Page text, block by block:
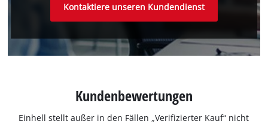
Kontaktiere unseren Kundendienst
Kundenbewertungen
Einhell stellt außer in den Fällen „Verifizierter Kauf“ nicht